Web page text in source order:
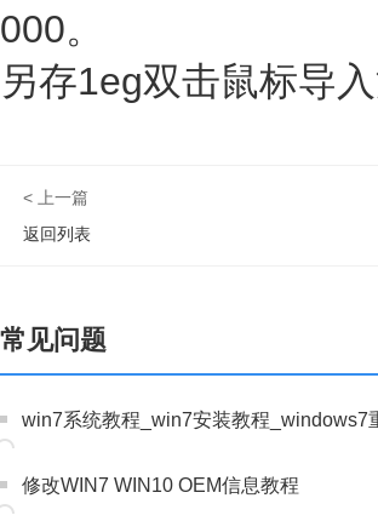
000。
另存1eg双击鼠标导
< 上一篇
返回列表
常见问题
win7系统教程_win7安装教程_windows7
修改WIN7 WIN10 OEM信息教程